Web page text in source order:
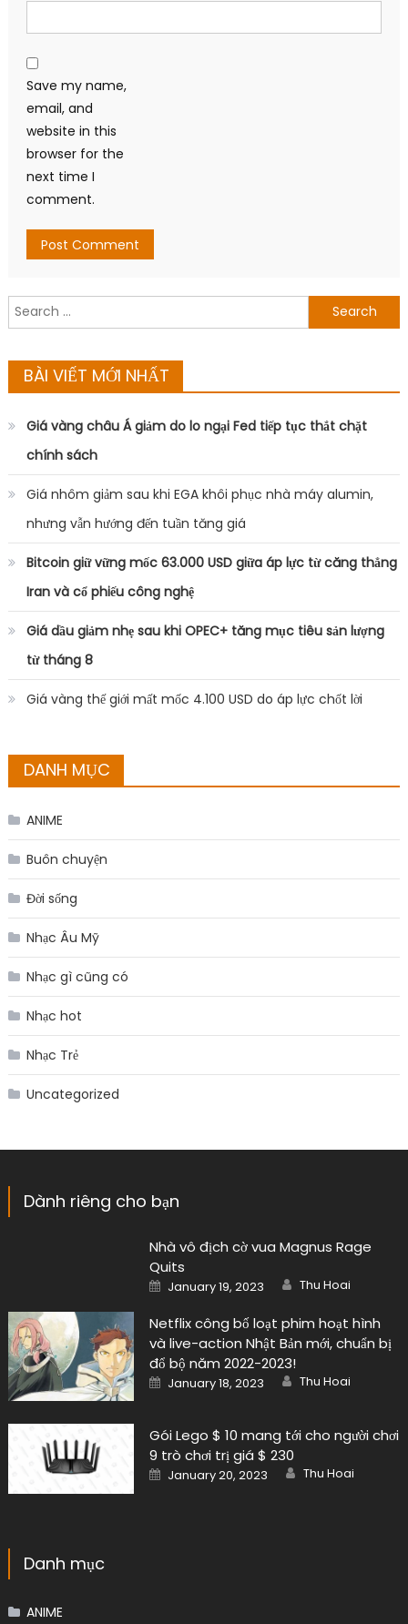
Save my name,
email, and
website in this
browser for the
next time I
comment.
Search
for:
BÀI VIẾT MỚI NHẤT
Giá vàng châu Á giảm do lo ngại Fed tiếp tục thắt chặt
chính sách
Giá nhôm giảm sau khi EGA khôi phục nhà máy alumin,
nhưng vẫn hướng đến tuần tăng giá
Bitcoin giữ vững mốc 63.000 USD giữa áp lực từ căng thẳng
Iran và cổ phiếu công nghệ
Giá dầu giảm nhẹ sau khi OPEC+ tăng mục tiêu sản lượng
từ tháng 8
Giá vàng thế giới mất mốc 4.100 USD do áp lực chốt lời
DANH MỤC
ANIME
Buôn chuyện
Đời sống
Nhạc Âu Mỹ
Nhạc gì cũng có
Nhạc hot
Nhạc Trẻ
Uncategorized
Dành riêng cho bạn
Nhà vô địch cờ vua Magnus Rage
Quits
Posted
on
January 19, 2023 Author
Thu Hoai
Netflix công bố loạt phim hoạt hình
và live-action Nhật Bản mới, chuẩn bị
đổ bộ năm 2022-2023!
Posted
on
January 18, 2023 Author
Thu Hoai
Gói Lego $ 10 mang tới cho người chơi
9 trò chơi trị giá $ 230
Posted
on
January 20, 2023 Author
Thu Hoai
Danh mục
ANIME